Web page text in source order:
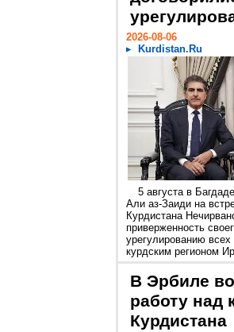
2026-08-06
Kurdistan.Ru
5 августа в
Али аз-Заиди на
Курдистана
приверженность
урегулированию
курдским регионом
В Эрбиле
работу над
Курдистана